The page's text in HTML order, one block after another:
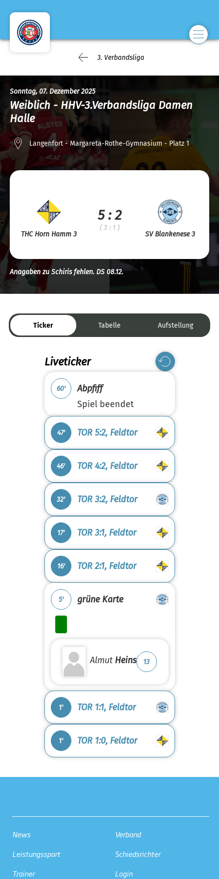
3. Verbandsliga
Sonntag, 07. Dezember 2025
Weiblich - HHV-3.Verbandsliga Damen
Halle
Langenfort - Margareta-Rothe-Gymnasium - Platz 1
THC Horn Hamm 3
5 : 2
( 3 : 1 )
SV Blankenese 3
Anagaben zu Schiris fehlen. DS 08.12.
Ticker Tabelle Aufstellung
Liveticker
60'
Abpfiff
Spiel beendet
47' TOR 5:2, Feldtor
46' TOR 4:2, Feldtor
32' TOR 3:2, Feldtor
17' TOR 3:1, Feldtor
16' TOR 2:1, Feldtor
5' grüne Karte
Almut Heins 13
1' TOR 1:1, Feldtor
1' TOR 1:0, Feldtor
News
Leistungssport
Trainer
Verband
Schiedsrichter
Login